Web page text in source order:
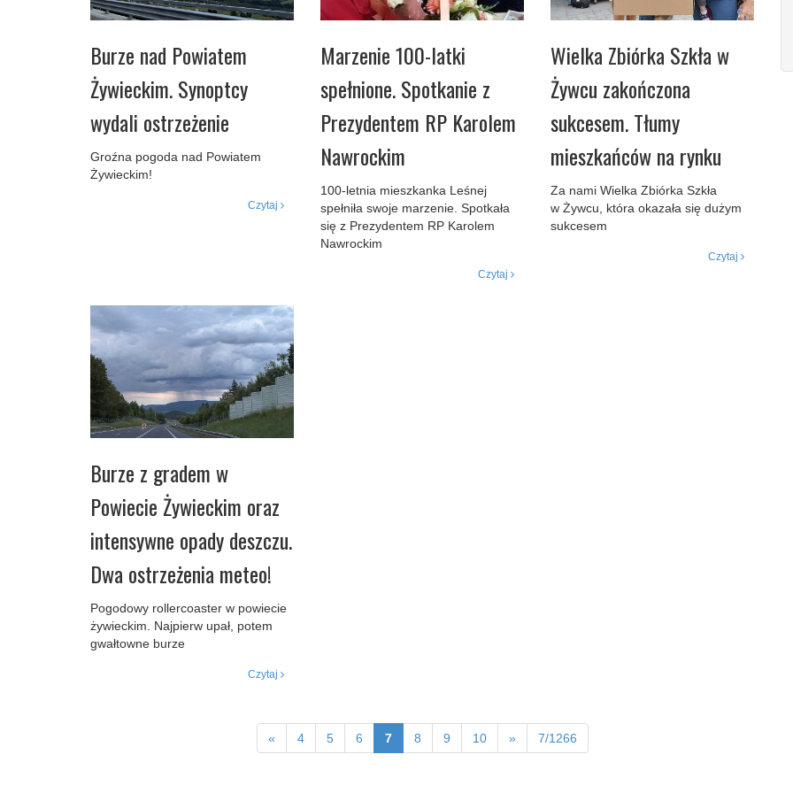
Burze nad Powiatem
Żywieckim. Synoptcy
wydali ostrzeżenie
Groźna pogoda nad Powiatem
Żywieckim!
Czytaj
Marzenie 100-latki
spełnione. Spotkanie z
Prezydentem RP Karolem
Nawrockim
100-letnia mieszkanka Leśnej
spełniła swoje marzenie. Spotkała
się z Prezydentem RP Karolem
Nawrockim
Czytaj
Wielka Zbiórka Szkła w
Żywcu zakończona
sukcesem. Tłumy
mieszkańców na rynku
Za nami Wielka Zbiórka Szkła
w Żywcu, która okazała się dużym
sukcesem
Czytaj
Burze z gradem w
Powiecie Żywieckim oraz
intensywne opady deszczu.
Dwa ostrzeżenia meteo!
Pogodowy rollercoaster w powiecie
żywieckim. Najpierw upał, potem
gwałtowne burze
Czytaj
« 4 5 6 7 8 9 10 » 7/1266